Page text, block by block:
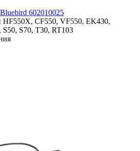
602010025
HF550X, CF550, VF550, EK430,
S70, T30, RT103